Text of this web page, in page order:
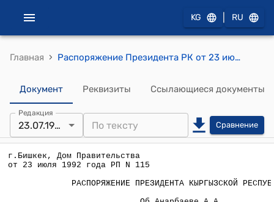
KG RU
Главная › Распоряжение Президента РК от 23 июля 1992 года №РП-115
Документ Реквизиты Ссылающиеся документы
Редакция
23.07.1992 Сравнение